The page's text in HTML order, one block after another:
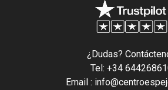
¿Dudas?
Tel: +34
Email :